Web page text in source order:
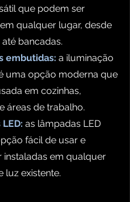
que podem ser
qualquer lugar, desde
bancadas.
embutidas: a iluminação
uma opção moderna que
em cozinhas,
áreas de trabalho.
as lâmpadas LED
fácil de usar e
instaladas em qualquer
luz existente.